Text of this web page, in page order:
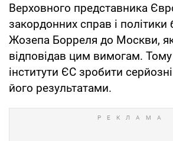
Верховного представника
закордонних справ і політики
Жозепа Борреля до Москви,
відповідав цим вимогам.
інститути ЄС зробити
його результатами.